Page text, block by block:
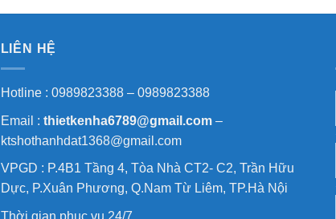
LIÊN HỆ
Hotline : 0989823388 – 0989823388
Email : thietkenha6789@gmail.com–
ktshothanhdat1368@gmail.com
VPGD : P.4B1 Tầng 4, Tòa Nhà CT2- C2, Trần Hữu
Dực, P.Xuân Phương, Q.Nam Từ Liêm, TP.Hà Nội
Thời gian phục vụ 24/7